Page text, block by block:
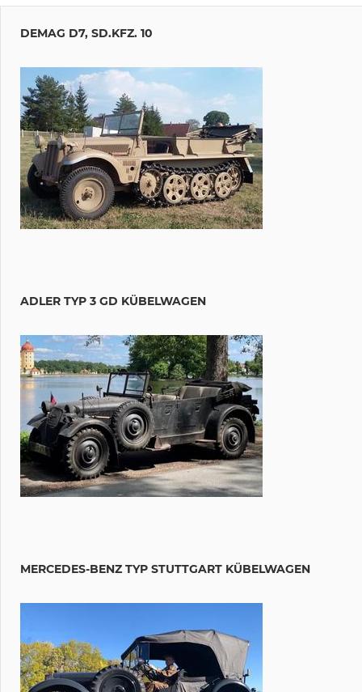
DEMAG D7, SD.KFZ. 10
ADLER TYP 3 GD KÜBELWAGEN
MERCEDES-BENZ TYP STUTTGART KÜBELWAGEN